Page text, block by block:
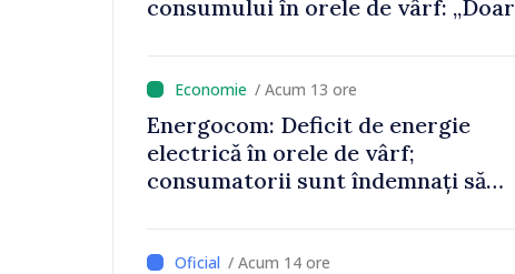
consumului în orele de vârf: „Doar
/ Acum 13 ore
Energocom: Deficit de energie
electrică în orele de vârf;
consumatorii sunt îndemnați să
/ Acum 14 ore